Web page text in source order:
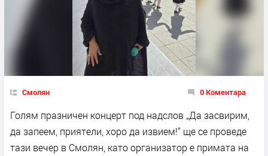
Смолян 0 Коментара
Голям празничен концерт под надслов „Да засвирим,
да запеем, приятели, хоро да извием!“ ще се проведе
тази вечер в Смолян, като организатор е примата на